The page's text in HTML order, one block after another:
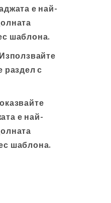
е най-
шаблона.
раздел с
е най-
шаблона.